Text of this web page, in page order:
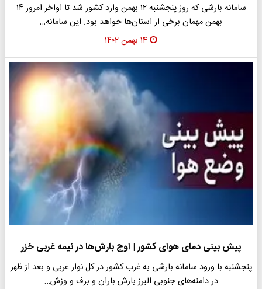
سامانه بارشی که روز پنجشنبه ۱۲ بهمن وارد کشور شد تا اواخر امروز ۱۴
بهمن مهمان برخی از استان‌ها خواهد بود. این سامانه…
۱۴ بهمن ۱۴۰۲
پیش بینی دمای هوای کشور | اوج بارش‌ها در نیمه غربی خزر
پنجشنبه با ورود سامانه بارشی به غرب کشور در کل نوار غربی و بعد از ظهر
در دامنه‌های جنوبی البرز بارش باران و برف و وزش…